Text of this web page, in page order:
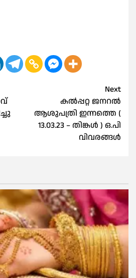
Next
കൽപ്പറ്റ ജനറൽ
ആശുപത്രി ഇന്നത്തെ (
13.03.23 – തിങ്കൾ ) ഒ.പി
വിവരങ്ങൾ